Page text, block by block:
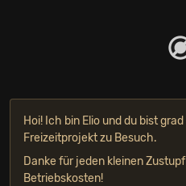
Bilderbuch, Dehd und Nilüfer
Veranstalter/in: immergutrocken
10243 Berlin
Hoi! Ich bin Elio und du bist
Freizeitprojekt zu Besuch.
Danke für jeden kleinen
Betriebskosten!